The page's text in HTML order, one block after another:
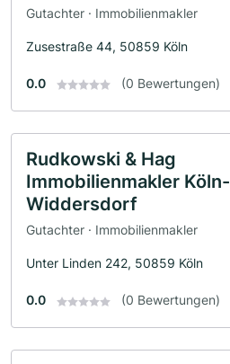
Gutachter · Immobilienmakler
Zusestraße 44, 50859 Köln
0.0 (0 Bewertungen)
Rudkowski & Hag
Immobilienmakler Köln-
Widdersdorf
Gutachter · Immobilienmakler
Unter Linden 242, 50859 Köln
0.0 (0 Bewertungen)